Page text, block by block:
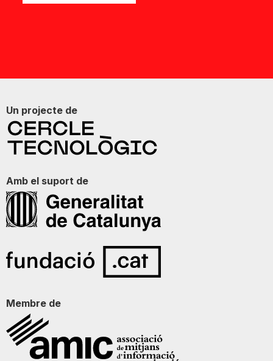
Un projecte de
Amb el suport de
Membre de